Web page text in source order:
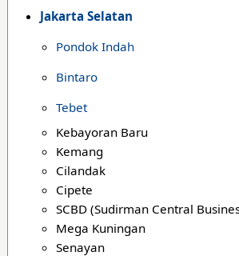
Jakarta Selatan
Pondok Indah
Bintaro
Tebet
Kebayoran Baru
Kemang
Cilandak
Cipete
SCBD (Sudirman Central
Mega Kuningan
Senayan